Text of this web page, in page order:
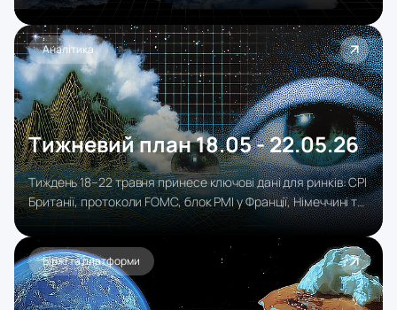
активами. Поза межами торгового DEX екосистема
підтримує позичання, кредитування, реальні активи
(RWA) і повноцінний EVM.
Аналітика
Тижневий план 18.05 - 22.05.26
Тиждень 18–22 травня принесе ключові дані для ринків: CPI
Британії, протоколи FOMC, блок PMI у Франції, Німеччині та
Британії, а також Unemployment Claims і PMI США, що
визначатиме очікування щодо монетарної політики ФРС,
ЄЦБ та BoE.
Біржі та платформи